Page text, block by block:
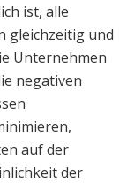
ist, alle
gleichzeitig und
Unternehmen
negativen
auf der
der